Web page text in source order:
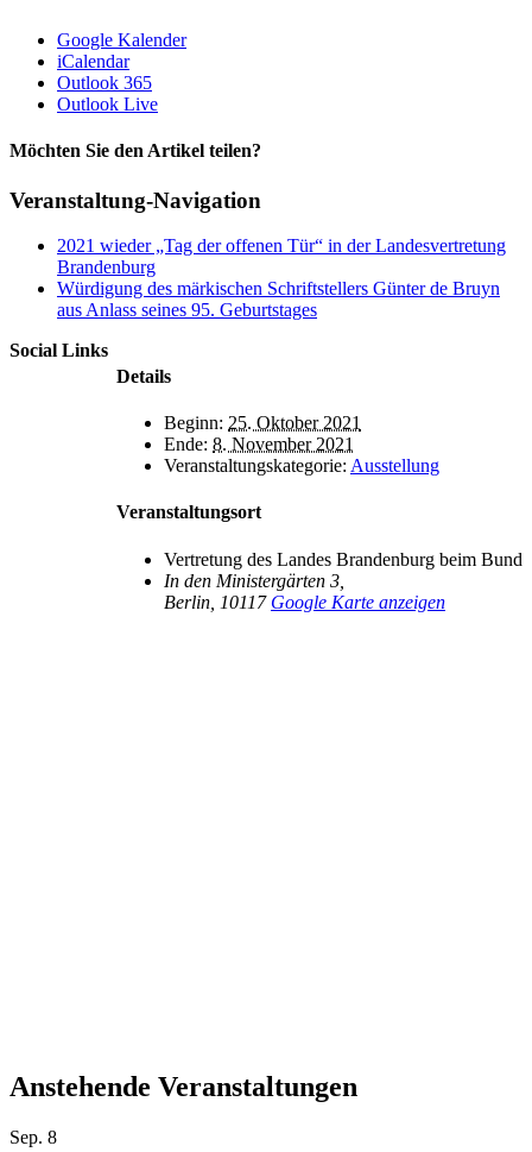
Google Kalender
iCalendar
Outlook 365
Outlook Live
Möchten Sie den Artikel teilen?
Facebook
X
Reddit
LinkedIn
Pinterest
Vk
Veranstaltung-Navigation
2021 wieder „Tag der offenen Tür“ in der Landesvertretung
Brandenburg
Würdigung des märkischen Schriftstellers Günter de Bruyn
aus Anlass seines 95. Geburtstages
Details
Beginn: 25. Oktober 2021
Ende: 8. November 2021
Veranstaltungskategorie: Ausstellung
Veranstaltungsort
Vertretung des Landes Brandenburg beim Bund
In den Ministergärten 3,
Berlin 10117 Google Karte anzeigen
Social Links
Anstehende Veranstaltungen
Sep. 8